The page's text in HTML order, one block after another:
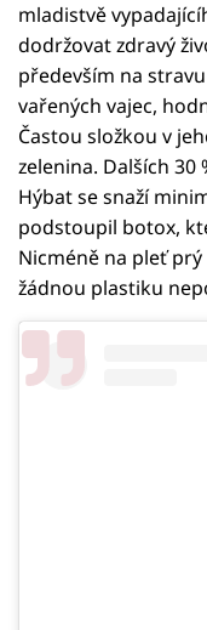
mladistvě
dodržovat zdravý
především na
vařených vajec,
Častou složkou v
zelenina. Dalších 30
Hýbat se snaží
podstoupil botox,
Nicméně na pleť
žádnou plastiku